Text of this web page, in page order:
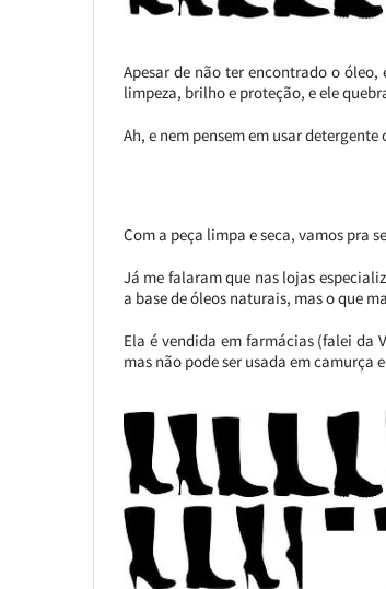
Apesar de não ter encontrado o
limpeza, brilho e proteção, e ele
Ah, e nem pensem em usar
Com a peça limpa e seca, vamos pra
Já me falaram que nas lojas
a base de óleos naturais, mas o que
Ela é vendida em farmácias (falei da
mas não pode ser usada em camurça